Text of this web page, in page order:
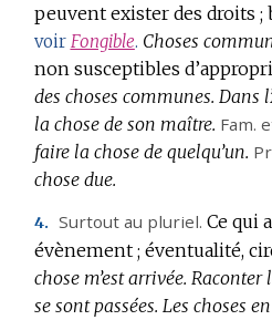
DE
DOMAINE
:
peuvent exister des droits ;
voir Fongible. Choses
non susceptibles
des choses communes. Dans
la chose de son maître. Fam.
faire la chose de quelqu’un.
chose due.
4. Surtout au pluriel. Ce qui
évènement ; éventualité,
chose m’est arrivée. Raconter
se sont passées. Les choses